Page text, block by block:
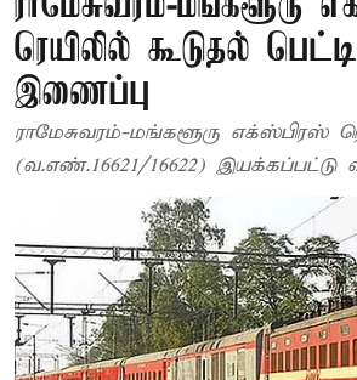
ரெயிலில் கூடுதல்
இணைப்பு
ராமேசுவரம்-மங்களூரு எக்ஸ்பிரஸ்
(வ.எண்.16621/16622) இயக்கப்பட்டு